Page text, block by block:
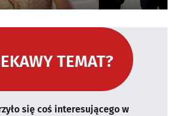
TEMAT?
się coś interesującego w